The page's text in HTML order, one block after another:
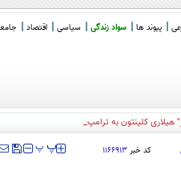
پیوند ها سواد زندگی سیاسی اقتصاد
هیلاری کلینتون به ترامپ: از قصر صدام و ور ر
کد خبر ۱۱۶۶۹۱۳ ‍‍‍ پپ